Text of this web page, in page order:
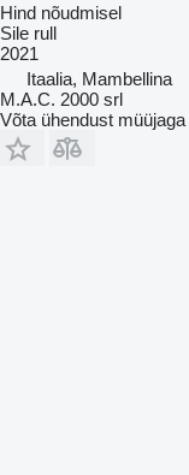
Hind nõudmisel
Sile rull
2021
Itaalia, Mambellina
M.A.C. 2000 srl
Võta ühendust müüjaga